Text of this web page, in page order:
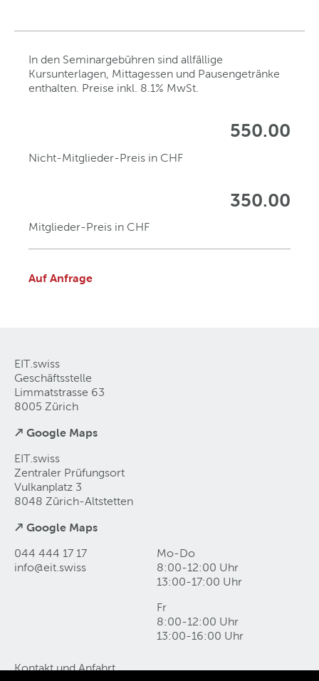
In den Seminargebühren sind allfällige
Kursunterlagen, Mittagessen und Pausengetränke
enthalten. Preise inkl. 8.1% MwSt.
550.00
Nicht-Mitglieder-Preis in CHF
350.00
Mitglieder-Preis in CHF
Auf Anfrage
EIT.swiss
Geschäftsstelle
Limmatstrasse 63
8005 Zürich
↗ Google Maps
EIT.swiss
Zentraler Prüfungsort
Vulkanplatz 3
8048 Zürich-Altstetten
↗ Google Maps
044 444 17 17
info@eit swiss
Mo-Do
8:00-12:00 Uhr
13:00-17:00 Uhr
Fr
8:00-12:00 Uhr
13:00-16:00 Uhr
Kontakt und Anfahrt